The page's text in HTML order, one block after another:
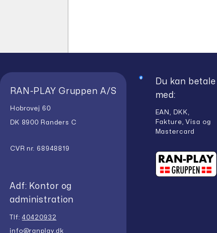
RAN-PLAY Gruppen A/S
Hobrovej 60
DK 8900 Randers C
CVR nr. 68948819
Adf: Kontor og
administration
Tlf:40420932
info@ranplay.dk
Du kan betale
med:
EAN, DKK,
Fakture, Visa og
Mastercard